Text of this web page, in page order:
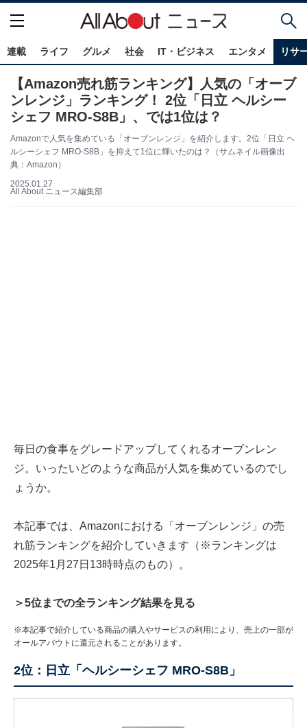
連載 ライフ グルメ 社会 IT・ビジネス エンタメ リサ
【Amazon売れ筋ランキング】人気の「オーブ
ンレンジ」ランキング！ 2位「日立 ヘルシー
シェフ MRO-S8B」、では1位は？
Amazonで人気を集めている「オーブンレンジ」を紹介します。2位「日立 ヘ
ルシーシェフ MRO-S8B」を抑えて1位に輝いたのは？（サムネイル画像出
典：Amazon）
2025.01.27
All About ニュース編集部
毎日の食事をグレードアップしてくれるオーブンレン
ジ。いったいどのような商品が人気を集めているのでし
ょうか。
本記事では、Amazonにおける「オーブンレンジ」の売
れ筋ランキングを紹介していきます（※ランキングは
2025年1月27日13時時点のもの）。
＞5位までの全ランキング結果を見る
※本記事で紹介している商品の購入やサービスの利用により、売上の一部が
オールアバウトに還元されることがあります。
2位：日立「ヘルシーシェフ MRO-S8B」